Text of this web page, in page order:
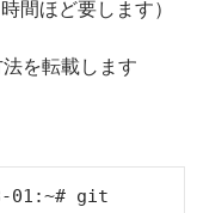
間ほど要します）
を転載します
01:~# git